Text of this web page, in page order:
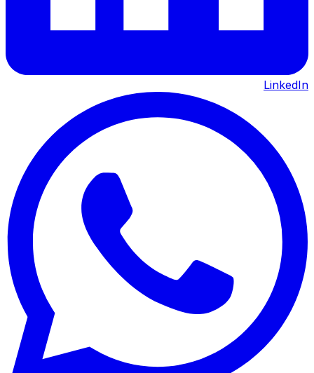
LinkedIn